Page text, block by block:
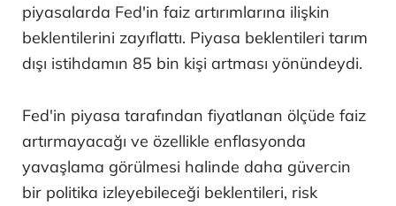
piyasalarda Fed'in faiz artırımlarına ilişkin
beklentilerini zayıflattı. Piyasa beklentileri tarım
dışı istihdamın 85 bin kişi artması yönündeydi.
Fed'in piyasa tarafından fiyatlanan ölçüde faiz
artırmayacağı ve özellikle enflasyonda
yavaşlama görülmesi halinde daha güvercin
bir politika izleyebileceği beklentileri, risk